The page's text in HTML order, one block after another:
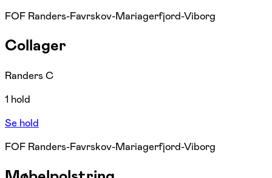
FOF Randers-Favrskov-Mariagerfjord-Viborg
Collager
Randers C
1 hold
Se hold
FOF Randers-Favrskov-Mariagerfjord-Viborg